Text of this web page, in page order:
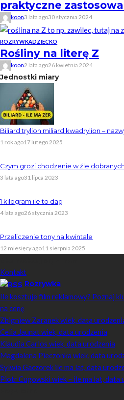
praktyczne
koon3 lata ago30 stycznia 2024
ROZRYWKADZIECKO
Rośliny na literę Z
koon2 lata ago26 kwietnia 2024
Jednostki miary
Biliard trylion miliard kwadrylion –
1 rok ago17 lutego 2025
Czym grozi chodzenie w źle
3 lata ago31 lipca 2023
1 kilogram ile to dag
4 lata ago26 stycznia 2023
Przeliczenie tony na kwintale
12 miesięcy ago11 sierpnia 2025
Kontakt
Rozrywka
Ile kosztuje film reklamowy? Poznaj
na cenę
Zbigniew Zaranek wiek, data
Celia Jaunat wiek, data urodzenia
Klaudia Carlos wiek, data urodzenia
Magdalena Pieczonka wiek, data
Sylwia Gaczorek ile ma lat, data
Piotr Cugowski wiek – ile ma lat, data